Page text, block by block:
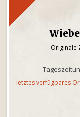
Originale
letztes verfügbares